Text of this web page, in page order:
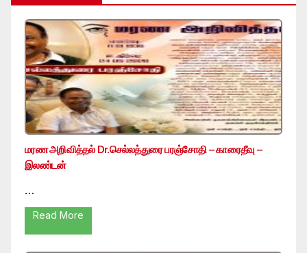
மரண அறிவித்தல் Dr.செல்லத்துரை பரஞ்சோதி – காரைதீவு –
இலண்டன்
…
Read More